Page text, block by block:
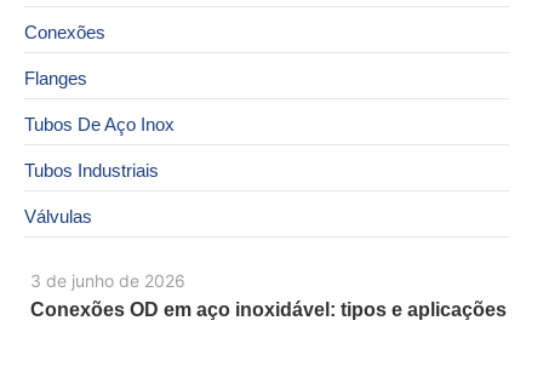
3 de junho de 2026
Conexões OD em aço inoxidável: tipos e aplicações
Conexões
Flanges
Tubos De Aço Inox
Tubos Industriais
Válvulas